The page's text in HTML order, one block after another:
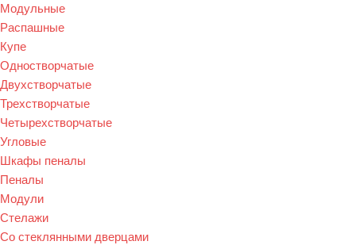
Модульные
Распашные
Купе
Одностворчатые
Двухстворчатые
Трехстворчатые
Четырехстворчатые
Угловые
Шкафы пеналы
Пеналы
Модули
Стелажи
Со стеклянными дверцами